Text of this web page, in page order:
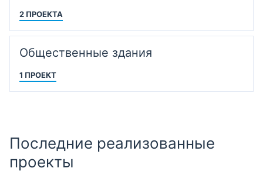
2 ПРОЕКТА
Общественные здания
1 ПРОЕКТ
Последние реализованные
проекты